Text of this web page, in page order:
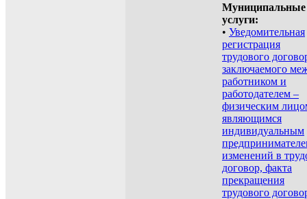
Муниципальные
услуги:
• Уведомительная
регистрация
трудового
заключаемого
работником и
работодателем –
физическим
являющимся
индивидуальным
изменений в
договор, факта
прекращения
трудового